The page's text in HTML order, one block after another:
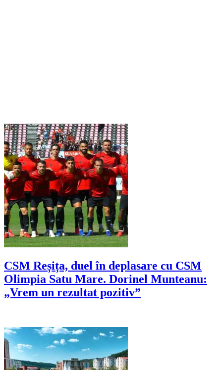
CSM Reșița, duel în deplasare cu CSM
Olimpia Satu Mare. Dorinel Munteanu:
„Vrem un rezultat pozitiv”